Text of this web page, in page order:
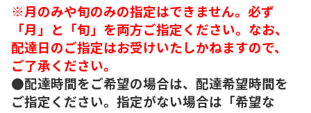
※月のみや旬のみの指定はできません。必ず
「月」と「旬」を両方ご指定ください。なお、
配達日のご指定はお受けいたしかねますので、
ご了承ください。
●配達時間をご希望の場合は、配達希望時間を
ご指定ください。指定がない場合は「希望な